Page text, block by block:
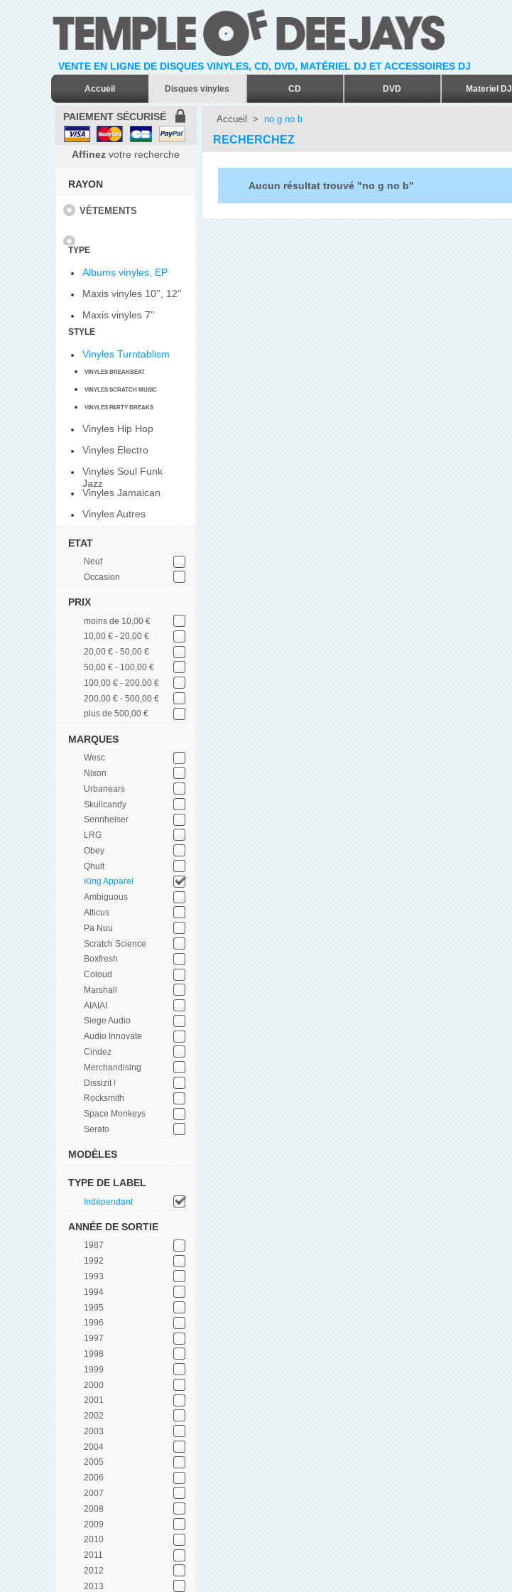
VENTE EN LIGNE DE DISQUES VINYLES, CD, DVD, MATÉRIEL DJ ET ACCESSOIRES DJ
Accueil Disques vinyles CD DVD Materiel DJ
PAIEMENT SÉCURISÉ
Affinez votre recherche
RAYON
VÊTEMENTS
TYPE
Albums vinyles, EP
Maxis vinyles 10'', 12''
Maxis vinyles 7''
STYLE
Vinyles Turntablism
VINYLES BREAKBEAT
VINYLES SCRATCH MUSIC
VINYLES PARTY BREAKS
Vinyles Hip Hop
Vinyles Electro
Vinyles Soul Funk
Jazz
Vinyles Jamaican
Vinyles Autres
ETAT
Neuf
Occasion
PRIX
moins de 10,00 €
10,00 € - 20,00 €
20,00 € - 50,00 €
50,00 € - 100,00 €
100,00 € - 200,00 €
200,00 € - 500,00 €
plus de 500,00 €
MARQUES
Wesc
Nixon
Urbanears
Skullcandy
Sennheiser
LRG
Obey
Qhuit
King Apparel
Ambiguous
Atticus
Pa Nuu
Scratch Science
Boxfresh
Coloud
Marshall
AIAIAI
Siege Audio
Audio Innovate
Cindez
Merchandising
Dissizit !
Rocksmith
Space Monkeys
Serato
MODÈLES
TYPE DE LABEL
Indépendant
ANNÉE DE SORTIE
1987
1992
1993
1994
1995
1996
1997
1998
1999
2000
2001
2002
2003
2004
2005
2006
2007
2008
2009
2010
2011
2012
2013
Accueil > no g no b
RECHERCHEZ
Aucun résultat trouvé "no g no b"